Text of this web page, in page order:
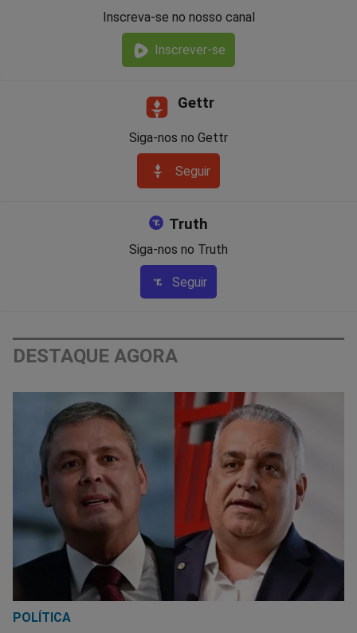
Inscreva-se no nosso canal
Inscrever-se
Gettr
Siga-nos no Gettr
Seguir
Truth
Siga-nos no Truth
Seguir
DESTAQUE AGORA
POLÍTICA